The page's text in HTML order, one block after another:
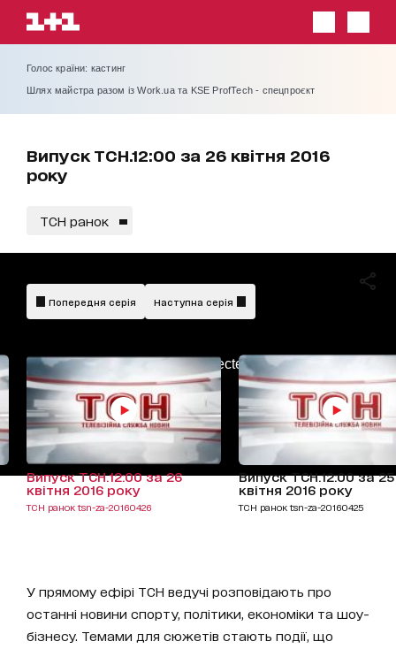
Голос країни: кастинг
Шлях майстра разом із Work.ua та KSE ProfTech - спецпроєкт
Випуск ТСН.12:00 за 26 квітня 2016
року
ТСН ранок
AdBlockDetected!
Попередня серія Наступна серія
Випуск ТСН.12:00 за 26
квітня 2016 року
ТСН ранок tsn-za-20160426
Випуск ТСН.12:00 за 25
квітня 2016 року
ТСН ранок tsn-za-20160425
У прямому ефірі ТСН ведучі розповідають про
останні новини спорту, політики, економіки та шоу-
бізнесу. Темами для сюжетів стають події, що